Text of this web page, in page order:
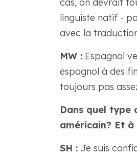
linguiste natif -
avec la
MW :Espagnol
espagnol à des
toujours pas
Dans quel type
américain? Et
SH :Je suis